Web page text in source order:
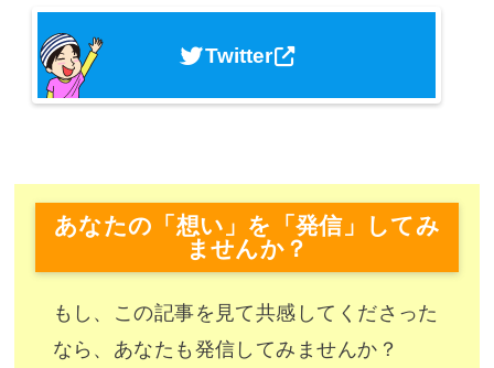
Twitter
あなたの「想い」を「発信」してみ
ませんか？
もし、この記事を見て共感してくださった
なら、あなたも発信してみませんか？